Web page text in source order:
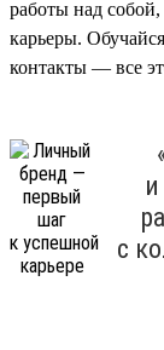
работы над
карьеры.
контакты — все
с